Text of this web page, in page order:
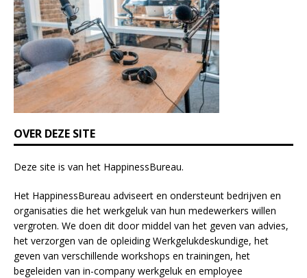
i
e
l
d
b
l
n
k
.
OVER DEZE SITE
Deze site is van het HappinessBureau.
Het HappinessBureau adviseert en ondersteunt bedrijven en
organisaties die het werkgeluk van hun medewerkers willen
vergroten. We doen dit door middel van het geven van advies,
het verzorgen van de opleidingWerkgelukdeskundige, het
geven van verschillende workshops en trainingen, het
begeleiden van in-company werkgeluk en employee